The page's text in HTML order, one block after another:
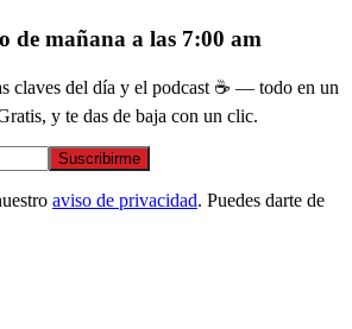
de mañana a las 7:00 am
claves del día y el podcast ☕ — todo en un
y te das de baja con un clic.
Suscribirme
aviso de privacidad. Puedes darte de